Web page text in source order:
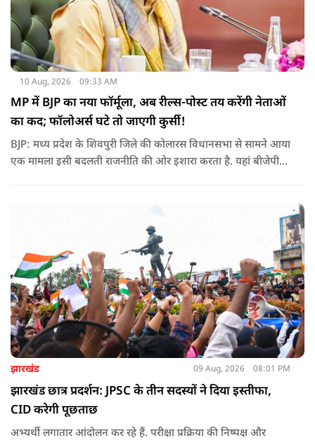
10 Aug, 2026 09:33 AM
MP में BJP का नया फॉर्मूला, अब रील्स-पोस्ट तय करेंगी नेताओं
का कद; फॉलोअर्स घटे तो जाएगी कुर्सी!
BJP: मध्य प्रदेश के शिवपुरी जिले की कोलारस विधानसभा से सामने आया
एक मामला इसी बदलती राजनीति की ओर इशारा करता है. यहां बीजेपी
झारखंड 09 Aug, 2026 08:01 PM
झारखंड छात्र प्रदर्शन: JPSC के तीन सदस्यों ने दिया इस्तीफा,
CID करेगी पूछताछ
अभ्यर्थी लगातार आंदोलन कर रहे हैं. परीक्षा प्रक्रिया की निष्पक्ष और